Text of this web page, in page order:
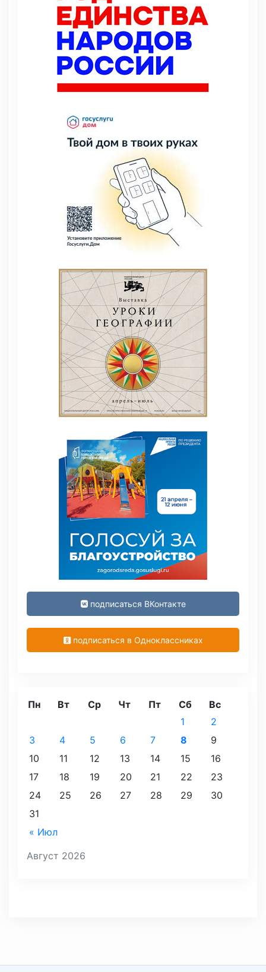
подписаться ВКонтакте
подписаться в Одноклассниках
Август 2026
Пн Вт Ср Чт Пт Сб Вс
« Июл
1
2
3
4 5 6 7 8
9
10
11 12 13 14 15
16
17
18 19 20 21 22
23
24
25 26 27 28 29
30
31